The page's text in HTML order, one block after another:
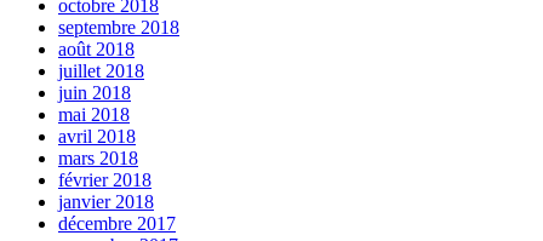
octobre 2018
septembre 2018
août 2018
juillet 2018
juin 2018
mai 2018
avril 2018
mars 2018
février 2018
janvier 2018
décembre 2017